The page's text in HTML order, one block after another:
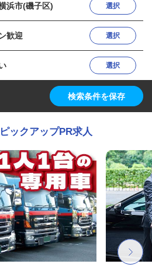
浜市(磯子区) 選択
歓迎 選択
選択
検索条件を保存
ックアップPR求人